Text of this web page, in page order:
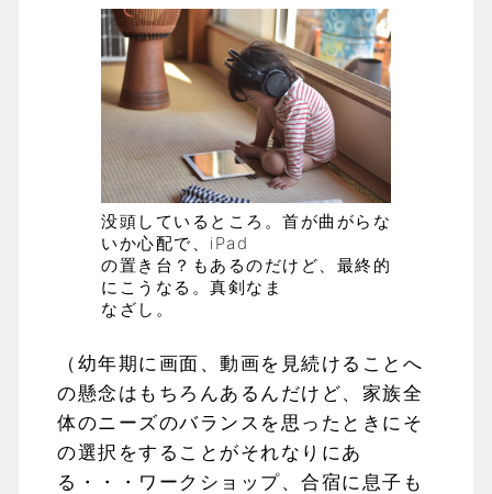
没頭しているところ。首が曲がらな
いか心配で、iPad
の置き台？もあるのだけど、最終的
にこうなる。真剣なま
なざし。
（幼年期に画面、動画を見続けることへ
の懸念はもちろんあるんだけど、家族全
体のニーズのバランスを思ったときにそ
の選択をすることがそれなりにあ
る・・・ワークショップ、合宿に息子も